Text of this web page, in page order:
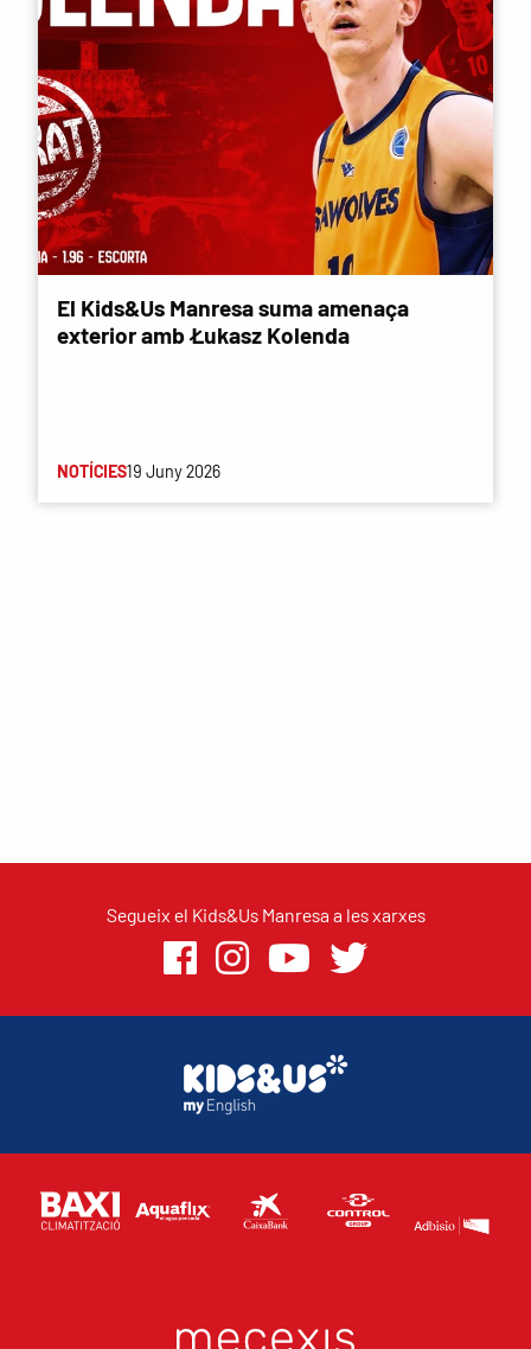
El Kids&Us Manresa suma amenaça
exterior amb Łukasz Kolenda
NOTÍCIES19 Juny 2026
Segueix el Kids&Us Manresa a les xarxes